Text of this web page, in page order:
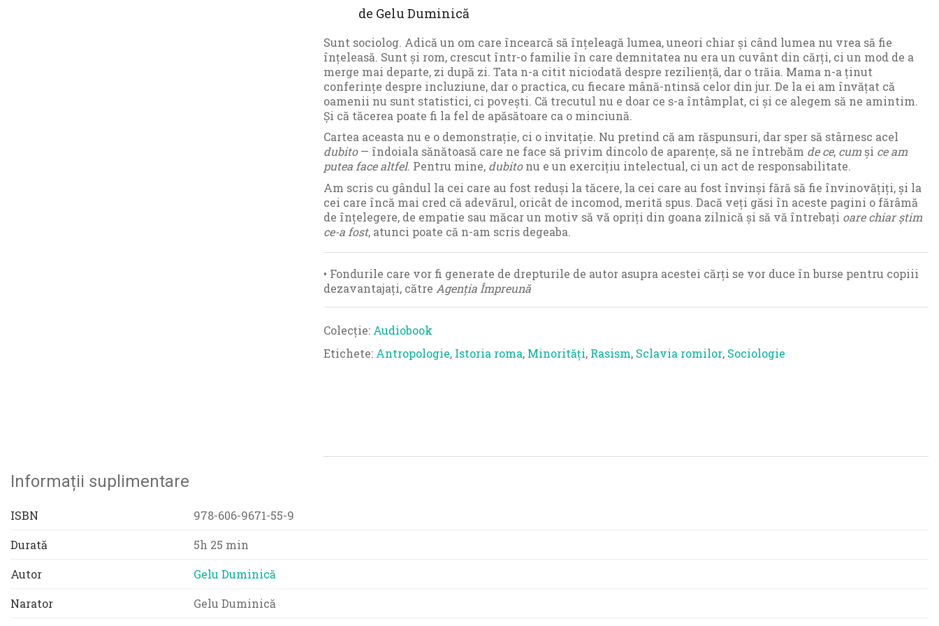
de Gelu Duminică
Sunt sociolog. Adică un om care încearcă să înțeleagă lumea, uneori chiar și când lumea nu vrea să fie
înțeleasă. Sunt și rom, crescut într-o familie în care demnitatea nu era un cuvânt din cărți, ci un mod de a
merge mai departe, zi după zi. Tata n-a citit niciodată despre reziliență, dar o trăia. Mama n-a ținut
conferințe despre incluziune, dar o practica, cu fiecare mână-ntinsă celor din jur. De la ei am învățat că
oamenii nu sunt statistici, ci povești. Că trecutul nu e doar ce s-a întâmplat, ci și ce alegem să ne amintim.
Și că tăcerea poate fi la fel de apăsătoare ca o minciună.
Cartea aceasta nu e o demonstrație, ci o invitație. Nu pretind că am răspunsuri, dar sper să stârnesc acel
dubito— îndoiala sănătoasă care ne face să privim dincolo de aparențe, să ne întrebăm de ce, cumși ce am
putea face altfel. Pentru mine, dubitonu e un exercițiu intelectual, ci un act de responsabilitate.
Am scris cu gândul la cei care au fost reduși la tăcere, la cei care au fost învinși fără să fie învinovățiți, și la
cei care încă mai cred că adevărul, oricât de incomod, merită spus. Dacă veți găsi în aceste pagini o fărâmă
de înțelegere, de empatie sau măcar un motiv să vă opriți din goana zilnică și să vă întrebați oare chiar știm
ce-a fost, atunci poate că n-am scris degeaba.
• Fondurile care vor fi generate de drepturile de autor asupra acestei cărți se vor duce în burse pentru copiii
dezavantajați, către Agenția Împreună
Colecție: Audiobook
Etichete: Antropologie, Istoria roma, Minorități, Rasism, Sclavia romilor, Sociologie
Informații suplimentare
ISBN
978-606-9671-55-9
Durată
5h 25 min
Autor
Gelu Duminică
Narator
Gelu Duminică